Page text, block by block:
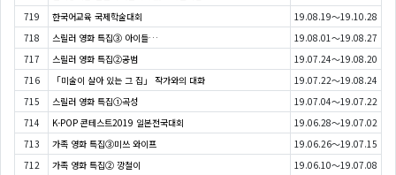
719
한국어교육 국제학술대회
19.08.19～19.10.28
718
스릴러 영화 특집③ 아이들…
19.08.01～19.08.27
717
스릴러 영화 특집②공범
19.07.24～19.08.20
716
「미술이 살아 있는 그 집」 작가와의 대화
19.07.22～19.08.24
715
스릴러 영화 특집①곡성
19.07.04～19.07.22
714
K-POP 콘테스트2019 일본전국대회
19.06.28～19.07.02
713
가족 영화 특집③미쓰 와이프
19.06.26～19.07.15
712
가족 영화 특집② 깡철이
19.06.10～19.07.08